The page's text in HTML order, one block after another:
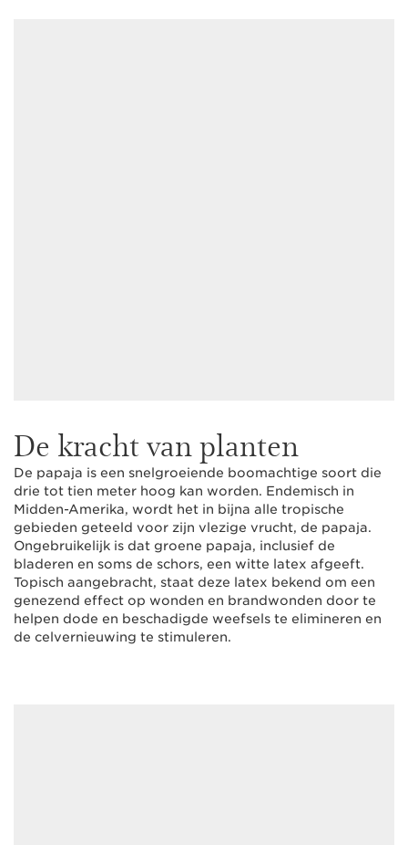
De kracht van planten
De papaja is een snelgroeiende boomachtige soort die
drie tot tien meter hoog kan worden. Endemisch in
Midden-Amerika, wordt het in bijna alle tropische
gebieden geteeld voor zijn vlezige vrucht, de papaja.
Ongebruikelijk is dat groene papaja, inclusief de
bladeren en soms de schors, een witte latex afgeeft.
Topisch aangebracht, staat deze latex bekend om een
genezend effect op wonden en brandwonden door te
helpen dode en beschadigde weefsels te elimineren en
de celvernieuwing te stimuleren.